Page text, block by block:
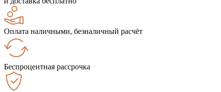
Оплата наличными, безналичный расчёт
Беспроцентная рассрочка